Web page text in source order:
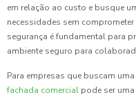
em relação ao custo e busque
necessidades sem
segurança é fundamental para
ambiente seguro para
Para empresas que buscam
fachada comercial pode ser